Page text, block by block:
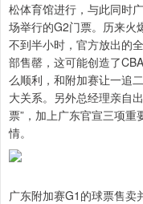
松体育馆进行，与此同时
场举行的G2门票。历来火
不到半小时，官方放出的
部售罄，这可能创造了
么顺利，和附加赛让一追
大关系。另外总经理亲自
票”，加上广东官宣三项
情。
广东附加赛G1的球票售卖